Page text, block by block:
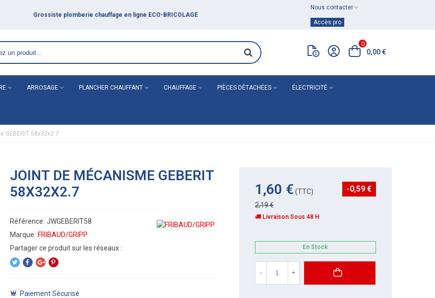
Nous contacter
Accès pro
0
0,00 €
ARROSAGE PLANCHER CHAUFFANT CHAUFFAGE PIÈCES DÉTACHÉES ÉLECTRICITÉ
GEBERIT 58x32x2.7
JOINT DE MÉCANISME GEBERIT
58X32X2.7
Référence: JWGEBERIT58
Marque: FRIBAUD/GRIPP
Paiement Sécurisé
1,60 €(TTC)
2,19 €
-0,59 €
Livraison Sous 48 H
En Stock
- +